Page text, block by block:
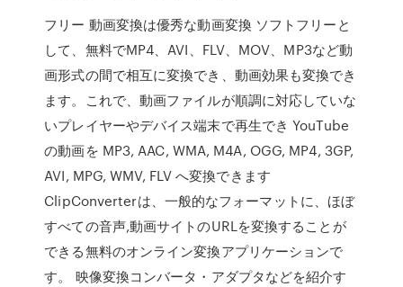
フリー 動画変換は優秀な動画変換 ソフトフリーと
して、無料でMP4、AVI、FLV、MOV、MP3など動
画形式の間で相互に変換でき、動画効果も変換でき
ます。これで、動画ファイルが順調に対応していな
いプレイヤーやデバイス端末で再生でき YouTube
の動画を MP3, AAC, WMA, M4A, OGG, MP4, 3GP,
AVI, MPG, WMV, FLV へ変換できます
ClipConverterは、一般的なフォーマットに、ほぼ
すべての音声,動画サイトのURLを変換することが
できる無料のオンライン変換アプリケーションで
す。 映像変換コンバータ・アダプタなどを紹介す